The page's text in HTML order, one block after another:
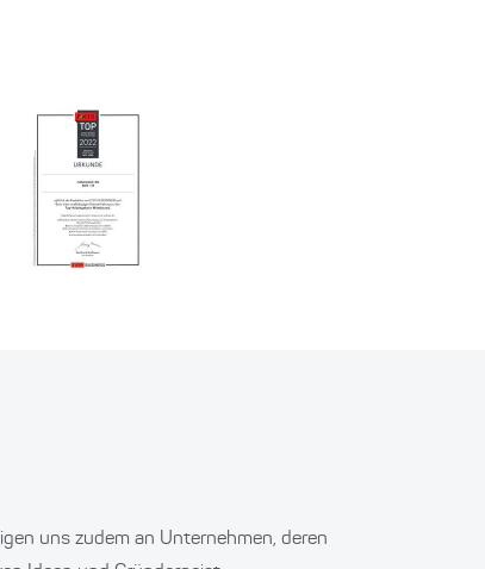
uns zudem an Unternehmen, deren